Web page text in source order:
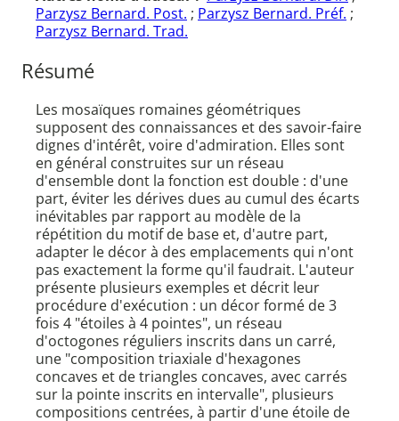
Parzysz Bernard. Post. ; Parzysz Bernard. Préf. ;
Parzysz Bernard. Trad.
Résumé
Les mosaïques romaines géométriques
supposent des connaissances et des savoir-faire
dignes d'intérêt, voire d'admiration. Elles sont
en général construites sur un réseau
d'ensemble dont la fonction est double : d'une
part, éviter les dérives dues au cumul des écarts
inévitables par rapport au modèle de la
répétition du motif de base et, d'autre part,
adapter le décor à des emplacements qui n'ont
pas exactement la forme qu'il faudrait. L'auteur
présente plusieurs exemples et décrit leur
procédure d'exécution : un décor formé de 3
fois 4 "étoiles à 4 pointes", un réseau
d'octogones réguliers inscrits dans un carré,
une "composition triaxiale d'hexagones
concaves et de triangles concaves, avec carrés
sur la pointe inscrits en intervalle", plusieurs
compositions centrées, à partir d'une étoile de